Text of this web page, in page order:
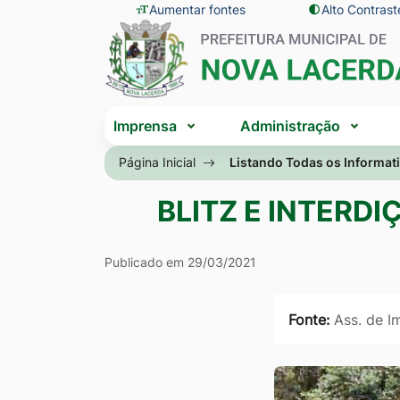
Seção
de
atalhos
e
links
de
acessibilidade
para
o
conteúdo
[alt+1]
Ir
para
[alt+2]
Aumentar fontes Alto
Seção
do
menu
menu
Imprensa Administração
Página Inicial Listando Todas os
BLITZ E
Publicado em 29/03/2021
Fonte: Ass. de